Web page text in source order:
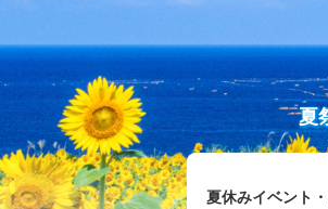
夏
夏休みイベント